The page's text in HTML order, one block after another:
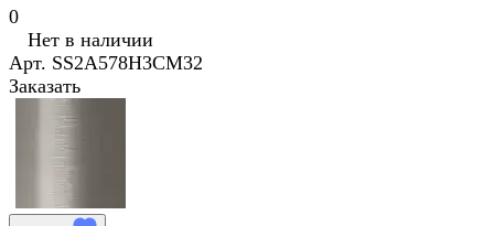
0
Нет в наличии
Арт. SS2A578H3CM32
Заказать